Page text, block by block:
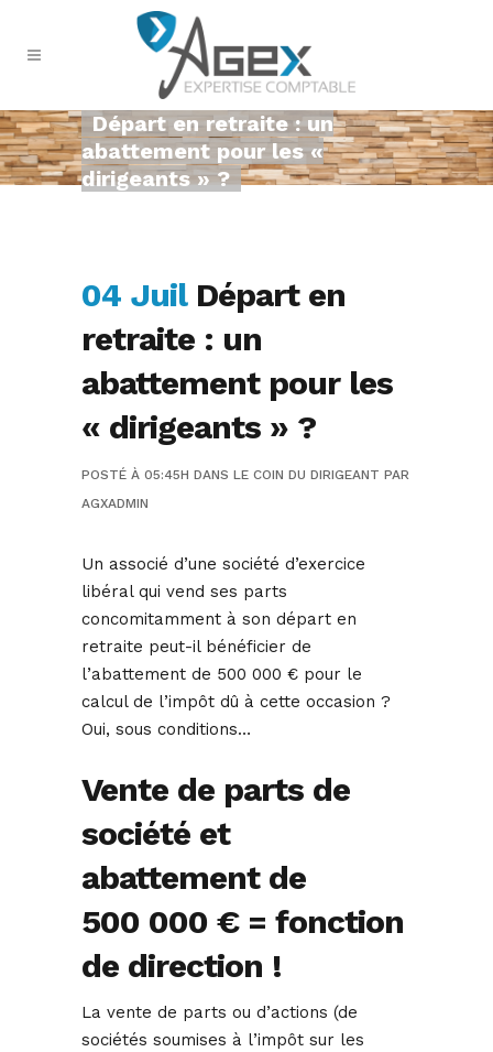
Départ en retraite : un
abattement pour les «
dirigeants » ?
04 JuilDépart en
retraite : un
abattement pour les
« dirigeants » ?
POSTÉ À 05:45H DANS LE COIN DU DIRIGEANT PAR
AGXADMIN
Un associé d’une société d’exercice
libéral qui vend ses parts
concomitamment à son départ en
retraite peut-il bénéficier de
l’abattement de 500 000 € pour le
calcul de l’impôt dû à cette occasion ?
Oui, sous conditions…
Vente de parts de
société et
abattement de
500 000 € = fonction
de direction !
La vente de parts ou d’actions (de
sociétés soumises à l’impôt sur les